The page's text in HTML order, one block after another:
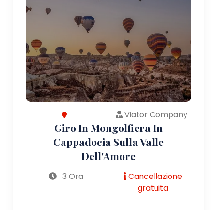
Viator Company
Giro In Mongolfiera In
Cappadocia Sulla Valle
Dell'Amore
3 Ora
Cancellazione
gratuita